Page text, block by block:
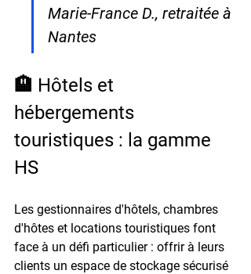
Marie-France D., retraitée à
Nantes
🏨 Hôtels et
hébergements
touristiques : la gamme
HS
Les gestionnaires d'hôtels, chambres
d'hôtes et locations touristiques font
face à un défi particulier : offrir à leurs
clients un espace de stockage sécurisé